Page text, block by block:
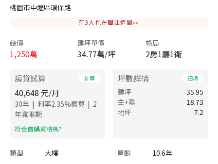
桃園市中壢區環保路
有3 人也在關注這間👀
總價
1,250萬
建坪單價
34.77萬/坪
格局
2房1廳1衛
房貸試算 計算
40,648 元/月
30年 | 利率2.35%概算 | 2
年寬限期
​符合首購資格嗎?
坪數詳情 細項
建坪
35.95
主+陽
18.73
地坪
7.2
類型 大樓 屋齡
10.6年